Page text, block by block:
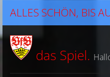
ALLES SCHÖN, BIS
das Spiel.